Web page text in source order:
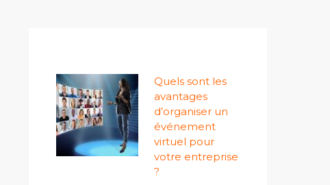
Quels sont les
avantages
d’organiser un
événement
virtuel pour
votre entreprise
?